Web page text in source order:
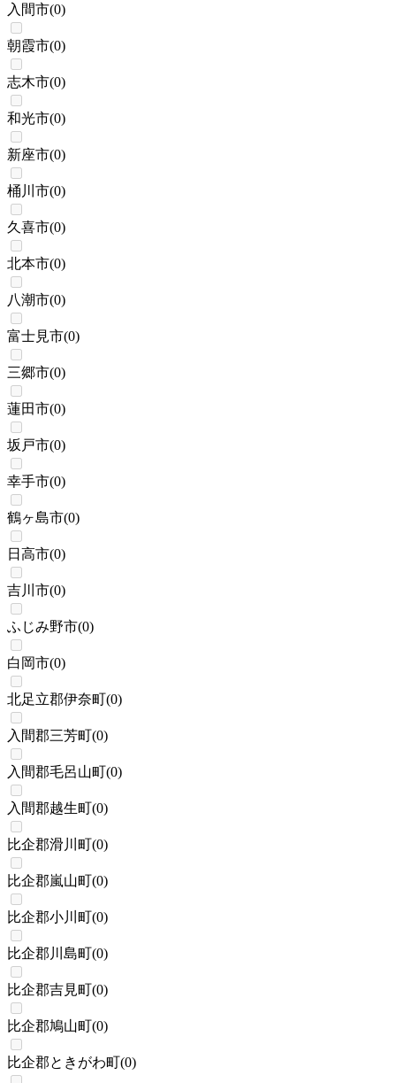
入間市(0)
朝霞市(0)
志木市(0)
和光市(0)
新座市(0)
桶川市(0)
久喜市(0)
北本市(0)
八潮市(0)
富士見市(0)
三郷市(0)
蓮田市(0)
坂戸市(0)
幸手市(0)
鶴ヶ島市(0)
日高市(0)
吉川市(0)
ふじみ野市(0)
白岡市(0)
北足立郡伊奈町(0)
入間郡三芳町(0)
入間郡毛呂山町(0)
入間郡越生町(0)
比企郡滑川町(0)
比企郡嵐山町(0)
比企郡小川町(0)
比企郡川島町(0)
比企郡吉見町(0)
比企郡鳩山町(0)
比企郡ときがわ町(0)